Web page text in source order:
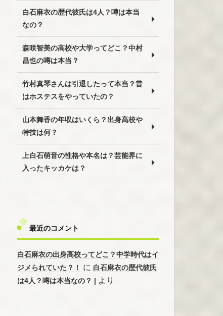
白石麻衣の歴代彼氏は4人？噂は本当
なの？
森咲智美の高校や大学ってどこ？中村
昌也の噂は本当？
竹村真琴さんは引退したって本当？昔
はホステスをやっていたの？
山本舞香の年収はいくら？出身高校や
特技は何？
上白石萌音の性格や本名は？芸能界に
入ったキッカケは？
最近のコメント
白石麻衣の出身高校ってどこ？中学時代はイ
ジメられていた？！
に 白石麻衣の歴代彼氏
は4人？噂は本当なの？ | より